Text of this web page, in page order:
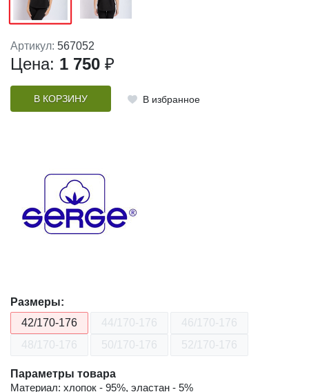
Артикул: 567052
Цена: 1 750 ₽
В КОРЗИНУ В избранное
Размеры:
42/170-176
44/170-176
46/170-176
48/170-176
50/170-176 52/170-176
Параметры товара
Материал: хлопок - 95%, эластан - 5%